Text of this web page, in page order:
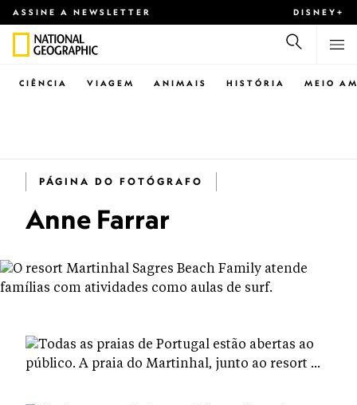
ASSINE A NEWSLETTER DISNEY+
CIÊNCIA VIAGEM ANIMAIS HISTÓRIA MEIO
PÁGINA DO FOTÓGRAFO
Anne Farrar